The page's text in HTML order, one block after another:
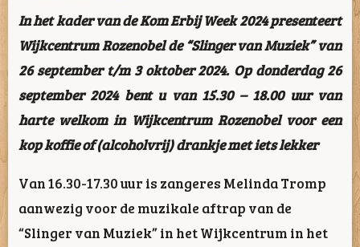
In het kader van de Kom Erbij Week 2024 presenteert
Wijkcentrum Rozenobel de “Slinger van Muziek” van
26 september t/m 3 oktober 2024. Op donderdag 26
september 2024 bent u van 15.30 – 18.00 uur van
harte welkom in Wijkcentrum Rozenobel voor een
kop koffie of (alcoholvrij) drankje met iets lekker
Van 16.30-17.30 uur is zangeres Melinda Tromp
aanwezig voor de muzikale aftrap van de
“Slinger van Muziek” in het Wijkcentrum in het